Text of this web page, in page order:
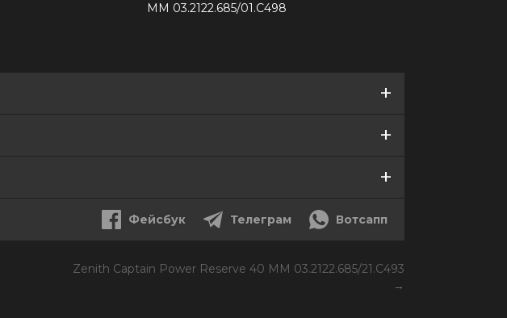
MM 03.2122.685/01.C498
Фейсбук Телеграм Вотсапп
Zenith Captain Power Reserve 40 MM 03.2122.685/21.C493